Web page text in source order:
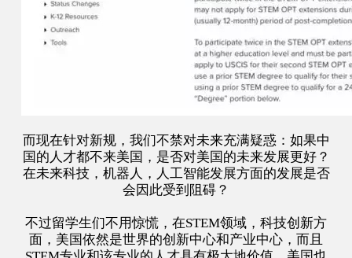
而现在针对新规，我们不禁对未来充满疑惑：如果中
国的人才都不来美国，是否对美国的未来发展更好？
在未来科技，机器人，人工智能发展方面的发展是否
会因此受到阻碍？
不过留学生们不用惊慌，在STEM领域，科技创新方
面，美国依然是世界的创新中心和产业中心，而且